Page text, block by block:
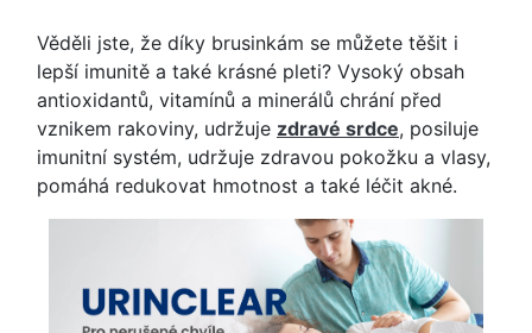
Věděli jste, že díky brusinkám se můžete těšit i
lepší imunitě a také krásné pleti? Vysoký obsah
antioxidantů, vitamínů a minerálů chrání před
vznikem rakoviny, udržuje zdravé srdce, posiluje
imunitní systém, udržuje zdravou pokožku a vlasy,
pomáhá redukovat hmotnost a také léčit akné.